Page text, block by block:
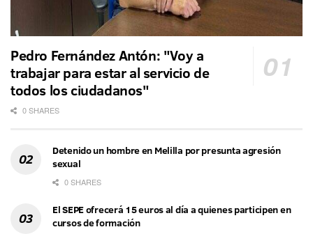
Pedro Fernández Antón: "Voy a
trabajar para estar al servicio de
todos los ciudadanos"
0 SHARES
Detenido un hombre en Melilla por presunta agresión
sexual
0 SHARES
El SEPE ofrecerá 15 euros al día a quienes participen en
cursos de formación